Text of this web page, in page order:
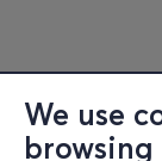
We use
browsing